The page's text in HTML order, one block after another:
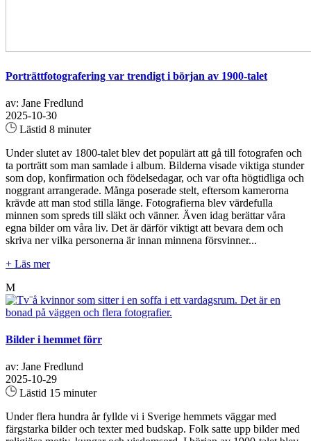
Porträttfotografering var trendigt i början av 1900-talet
av: Jane Fredlund
2025-10-30
Lästid 8 minuter
Under slutet av 1800-talet blev det populärt att gå till fotografen och
ta porträtt som man samlade i album. Bilderna visade viktiga stunder
som dop, konfirmation och födelsedagar, och var ofta högtidliga och
noggrant arrangerade. Många poserade stelt, eftersom kamerorna
krävde att man stod stilla länge. Fotografierna blev värdefulla
minnen som spreds till släkt och vänner. Även idag berättar våra
egna bilder om våra liv. Det är därför viktigt att bevara dem och
skriva ner vilka personerna är innan minnena försvinner...
+ Läs mer
M
Bilder i hemmet förr
av: Jane Fredlund
2025-10-29
Lästid 15 minuter
Under flera hundra år fyllde vi i Sverige hemmets väggar med
färgstarka bilder och texter med budskap. Folk satte upp bilder med